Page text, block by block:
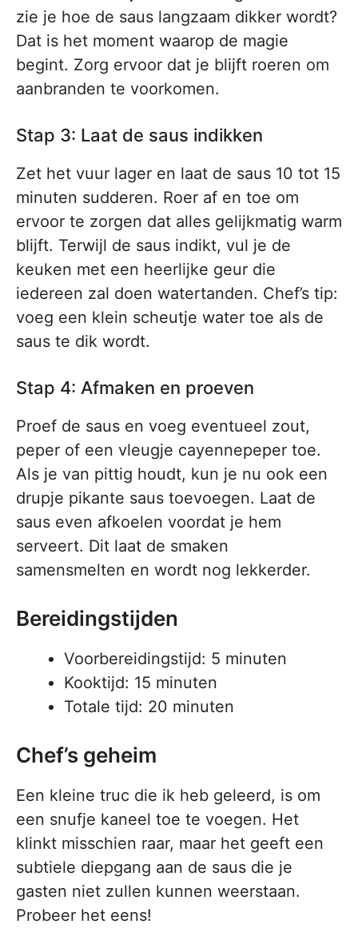
zie je hoe de saus langzaam dikker wordt?
Dat is het moment waarop de magie
begint. Zorg ervoor dat je blijft roeren om
aanbranden te voorkomen.
Stap 3: Laat de saus indikken
Zet het vuur lager en laat de saus 10 tot 15
minuten sudderen. Roer af en toe om
ervoor te zorgen dat alles gelijkmatig warm
blijft. Terwijl de saus indikt, vul je de
keuken met een heerlijke geur die
iedereen zal doen watertanden. Chef’s tip:
voeg een klein scheutje water toe als de
saus te dik wordt.
Stap 4: Afmaken en proeven
Proef de saus en voeg eventueel zout,
peper of een vleugje cayennepeper toe.
Als je van pittig houdt, kun je nu ook een
drupje pikante saus toevoegen. Laat de
saus even afkoelen voordat je hem
serveert. Dit laat de smaken
samensmelten en wordt nog lekkerder.
Bereidingstijden
Voorbereidingstijd: 5 minuten
Kooktijd: 15 minuten
Totale tijd: 20 minuten
Chef’s geheim
Een kleine truc die ik heb geleerd, is om
een snufje kaneel toe te voegen. Het
klinkt misschien raar, maar het geeft een
subtiele diepgang aan de saus die je
gasten niet zullen kunnen weerstaan.
Probeer het eens!